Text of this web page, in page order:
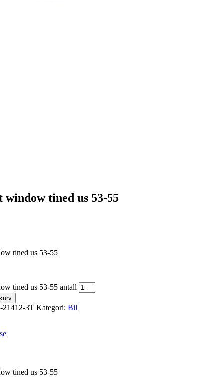
window tined us 53-55
tined us 53-55
tined us 53-55 antall
21412-3T Kategori: Bil
tined us 53-55